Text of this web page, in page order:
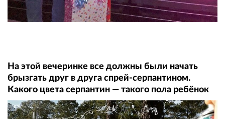
На этой вечеринке все должны были начать
брызгать друг в друга спрей-серпантином.
Какого цвета серпантин — такого пола ребёнок